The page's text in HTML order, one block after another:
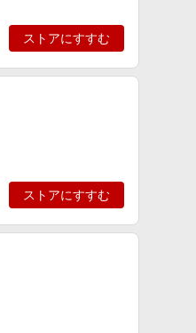
ストアにすすむ
ストアにすすむ